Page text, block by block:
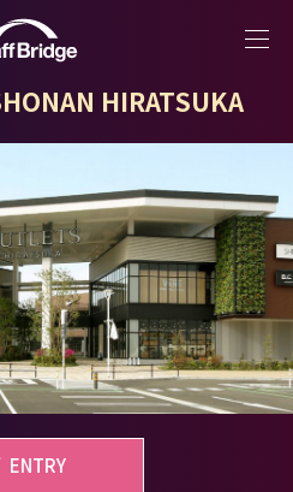
HIRATSUKA
ENTRY